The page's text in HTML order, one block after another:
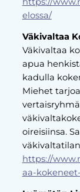
elossa/
Väkivaltaa
Väkivaltaa
apua
kadulla
Miehet
oireisiinsa.
https://
aa-